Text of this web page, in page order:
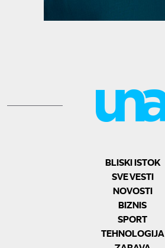
BLISKI ISTOK
SVE VESTI
NOVOSTI
BIZNIS
SPORT
TEHNOLOGIJA